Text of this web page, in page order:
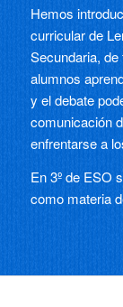
Hemos
curricular de
Secundaria,
alumnos
y el debate
comunicación
enfrentarse a
En 3º de ESO
como materia